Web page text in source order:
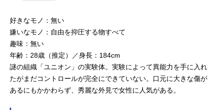
好きなモノ：無い
嫌いなモノ：自由を抑圧する物すべて
趣味：無い
年齢：28歳（推定）／身長：184cm
謎の組織「ユニオン」の実験体。実験によって異能力を手に入れ
たがまだコントロールが完全にできていない。口元に大きな傷が
あるにもかかわらず、秀麗な外見で女性に人気がある。